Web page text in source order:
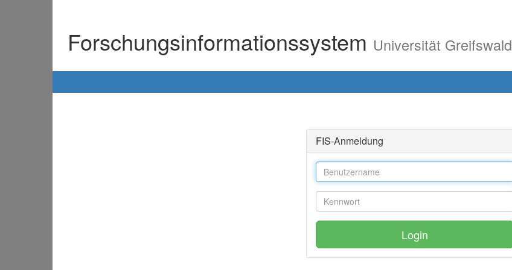
Forschungsinformationssystem Universität Greifswald
FIS-Anmeldung